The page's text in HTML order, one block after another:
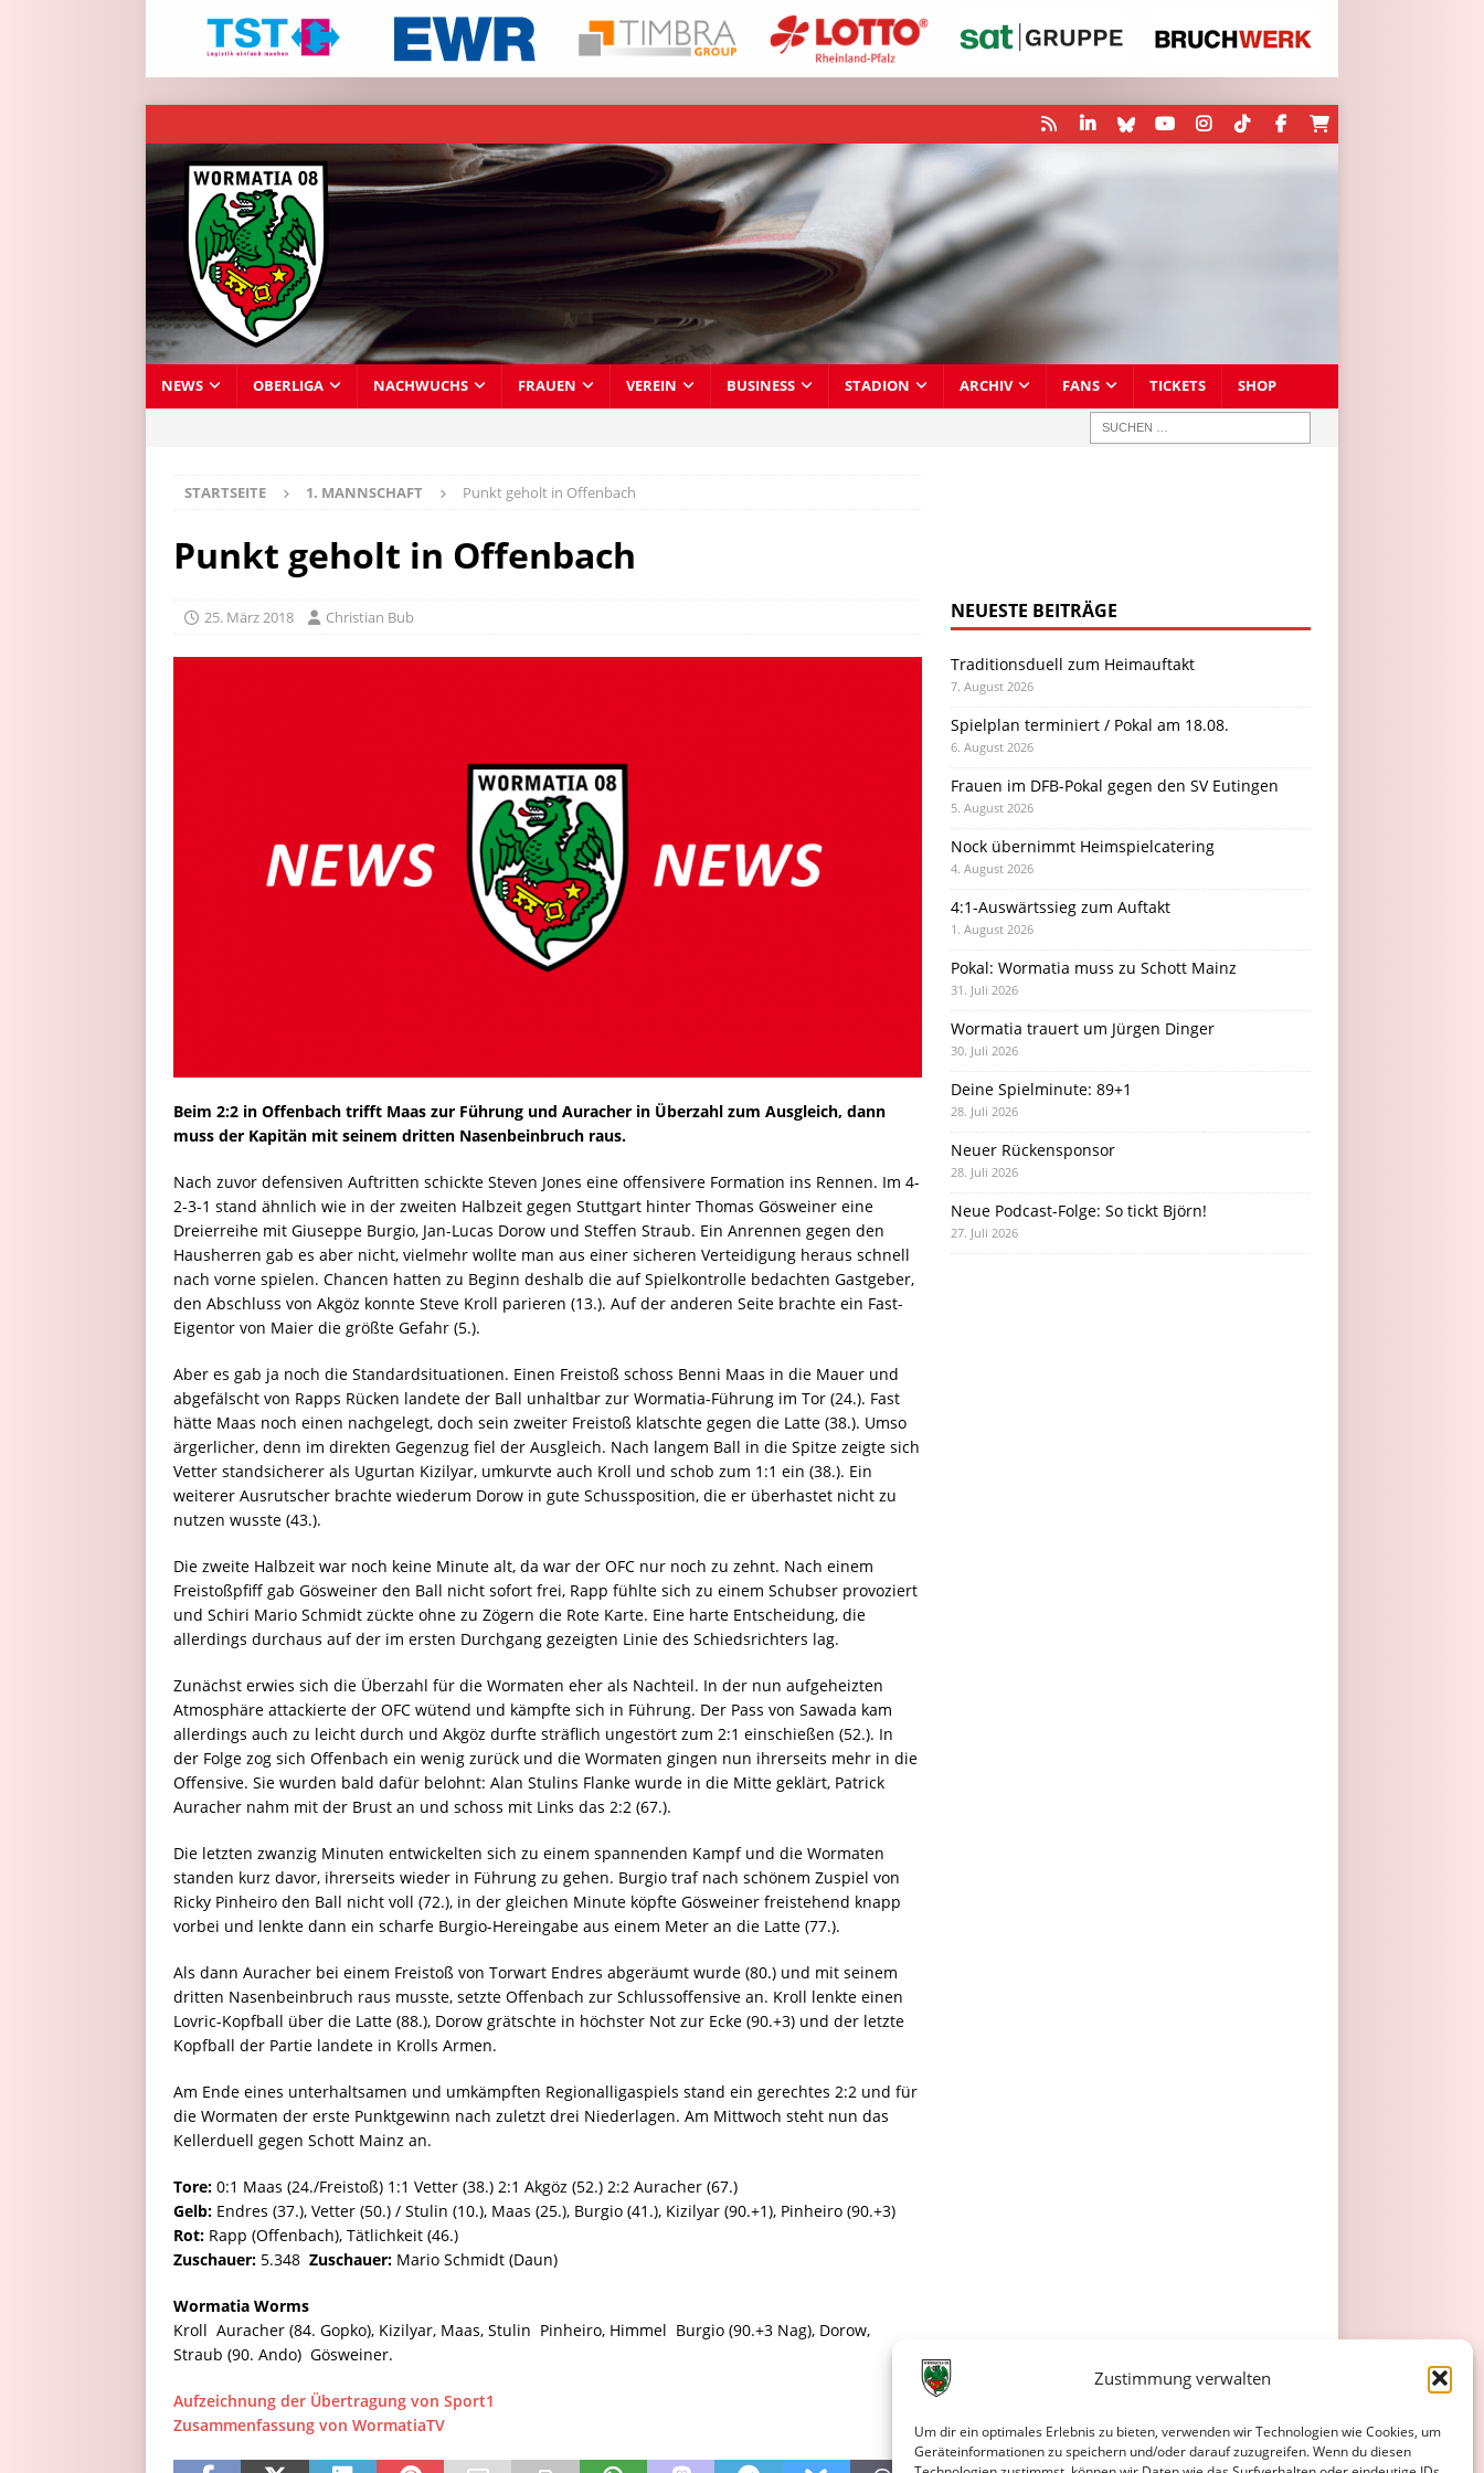
Zustimmung verwalten
Um dir ein optimales Erlebnis zu bieten, verwenden wir Technologien wie Cookies, um
Geräteinformationen zu speichern und/oder darauf zuzugreifen. Wenn du diesen
NEWS OBERLIGA NACHWUCHS FRAUEN VEREIN BUSINESS STADION ARCHIV FANS TICKETS SHOP
STARTSEITE 1. MANNSCHAFT Punkt geholt in Offenbach
Punkt geholt in Offenbach
25. März 2018 Christian Bub
Beim 2:2 in Offenbach trifft Maas zur Führung und Auracher in Überzahl zum Ausgleich, dann
muss der Kapitän mit seinem dritten Nasenbeinbruch raus.
Nach zuvor defensiven Auftritten schickte Steven Jones eine offensivere Formation ins Rennen. Im 4-
2-3-1 stand ähnlich wie in der zweiten Halbzeit gegen Stuttgart hinter Thomas Gösweiner eine
Dreierreihe mit Giuseppe Burgio, Jan-Lucas Dorow und Steffen Straub. Ein Anrennen gegen den
Hausherren gab es aber nicht, vielmehr wollte man aus einer sicheren Verteidigung heraus schnell
nach vorne spielen. Chancen hatten zu Beginn deshalb die auf Spielkontrolle bedachten Gastgeber,
den Abschluss von Akgöz konnte Steve Kroll parieren (13.). Auf der anderen Seite brachte ein Fast-
Eigentor von Maier die größte Gefahr (5.).
Aber es gab ja noch die Standardsituationen. Einen Freistoß schoss Benni Maas in die Mauer und
abgefälscht von Rapps Rücken landete der Ball unhaltbar zur Wormatia-Führung im Tor (24.). Fast
hätte Maas noch einen nachgelegt, doch sein zweiter Freistoß klatschte gegen die Latte (38.). Umso
ärgerlicher, denn im direkten Gegenzug fiel der Ausgleich. Nach langem Ball in die Spitze zeigte sich
Vetter standsicherer als Ugurtan Kizilyar, umkurvte auch Kroll und schob zum 1:1 ein (38.). Ein
weiterer Ausrutscher brachte wiederum Dorow in gute Schussposition, die er überhastet nicht zu
nutzen wusste (43.).
Die zweite Halbzeit war noch keine Minute alt, da war der OFC nur noch zu zehnt. Nach einem
Freistoßpfiff gab Gösweiner den Ball nicht sofort frei, Rapp fühlte sich zu einem Schubser provoziert
und Schiri Mario Schmidt zückte ohne zu Zögern die Rote Karte. Eine harte Entscheidung, die
allerdings durchaus auf der im ersten Durchgang gezeigten Linie des Schiedsrichters lag.
Zunächst erwies sich die Überzahl für die Wormaten eher als Nachteil. In der nun aufgeheizten
Atmosphäre attackierte der OFC wütend und kämpfte sich in Führung. Der Pass von Sawada kam
allerdings auch zu leicht durch und Akgöz durfte sträflich ungestört zum 2:1 einschießen (52.). In
der Folge zog sich Offenbach ein wenig zurück und die Wormaten gingen nun ihrerseits mehr in die
Offensive. Sie wurden bald dafür belohnt: Alan Stulins Flanke wurde in die Mitte geklärt, Patrick
Auracher nahm mit der Brust an und schoss mit Links das 2:2 (67.).
Die letzten zwanzig Minuten entwickelten sich zu einem spannenden Kampf und die Wormaten
standen kurz davor, ihrerseits wieder in Führung zu gehen. Burgio traf nach schönem Zuspiel von
Ricky Pinheiro den Ball nicht voll (72.), in der gleichen Minute köpfte Gösweiner freistehend knapp
vorbei und lenkte dann ein scharfe Burgio-Hereingabe aus einem Meter an die Latte (77.).
Als dann Auracher bei einem Freistoß von Torwart Endres abgeräumt wurde (80.) und mit seinem
dritten Nasenbeinbruch raus musste, setzte Offenbach zur Schlussoffensive an. Kroll lenkte einen
Lovric-Kopfball über die Latte (88.), Dorow grätschte in höchster Not zur Ecke (90.+3) und der letzte
Kopfball der Partie landete in Krolls Armen.
Am Ende eines unterhaltsamen und umkämpften Regionalligaspiels stand ein gerechtes 2:2 und für
die Wormaten der erste Punktgewinn nach zuletzt drei Niederlagen. Am Mittwoch steht nun das
Kellerduell gegen Schott Mainz an.
Tore: 0:1 Maas (24./Freistoß) 1:1 Vetter (38.) 2:1 Akgöz (52.) 2:2 Auracher (67.)
Gelb: Endres (37.), Vetter (50.) / Stulin (10.), Maas (25.), Burgio (41.), Kizilyar (90.+1), Pinheiro (90.+3)
Rot: Rapp (Offenbach), Tätlichkeit (46.)
Zuschauer: 5.348 Zuschauer: Mario Schmidt (Daun)
Wormatia Worms
Kroll  Auracher (84. Gopko), Kizilyar, Maas, Stulin  Pinheiro, Himmel  Burgio (90.+3 Nag), Dorow,
Straub (90. Ando)  Gösweiner.
Aufzeichnung der Übertragung von Sport1
Zusammenfassung von WormatiaTV
NEUESTE BEITRÄGE
Traditionsduell zum Heimauftakt
7. August 2026
Spielplan terminiert / Pokal am 18.08.
6. August 2026
Frauen im DFB-Pokal gegen den SV Eutingen
5. August 2026
Nock übernimmt Heimspielcatering
4. August 2026
4:1-Auswärtssieg zum Auftakt
1. August 2026
Pokal: Wormatia muss zu Schott Mainz
31. Juli 2026
Wormatia trauert um Jürgen Dinger
30. Juli 2026
Deine Spielminute: 89+1
28. Juli 2026
Neuer Rückensponsor
28. Juli 2026
Neue Podcast-Folge: So tickt Björn!
27. Juli 2026